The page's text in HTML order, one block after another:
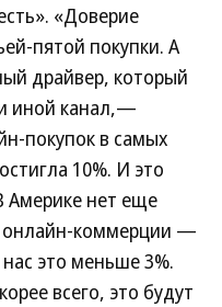
«Доверие
пятой покупки. А
драйвер, который
иной канал,—
покупок в самых
10%. И это
Америке нет еще
коммерции —
это меньше 3%.
всего, это будут